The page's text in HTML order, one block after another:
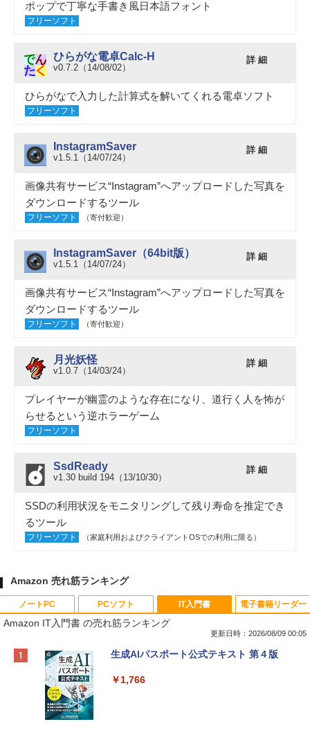
ポップで丁寧な手書き風日本語フォント
フリーソフト
ひらがな電卓Calc-H
v0.7.2（14/08/02）
詳 細
ひらがなで入力した計算式を解いてくれる電卓ソフト
フリーソフト
InstagramSaver
v1.5.1（14/07/24）
詳 細
画像共有サービス“Instagram”へアップロードした写真を
ダウンロードするツール
フリーソフト （寄付歓迎）
InstagramSaver（64bit版）
v1.5.1（14/07/24）
詳 細
画像共有サービス“Instagram”へアップロードした写真を
ダウンロードするツール
フリーソフト （寄付歓迎）
月光妖怪
v1.0.7（14/03/24）
詳 細
プレイヤーが幽霊のような存在になり、道行く人を怖が
らせるという逆ホラーゲーム
フリーソフト
SsdReady
v1.30 build 194（13/10/30）
詳 細
SSDの利用状況をモニタリングして残り寿命を推定でき
るツール
フリーソフト （家庭利用およびクライアントOSでの利用に限る）
Amazon 売れ筋ランキング
ノートPC
Apple 2026 MacBook Neo A18 Proチッ
e Intelligenceのために設計、Liquid Ret
PCソフト
Robloxギフトカード - 800 Robux 【限
インゲームコード】 ロブロックス | オン
IT入門書
Amazon IT入門書 の売れ筋ランキング
更新日時：2026/08/09 00:05
生成AIパスポート公式テキスト 第４版
￥1,766
電子書籍リーダー